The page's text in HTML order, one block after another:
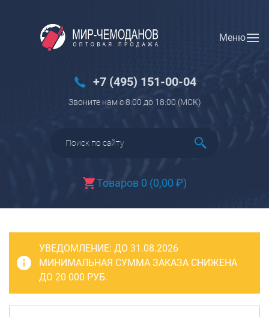
Меню
+7 (495) 151-00-04
Звоните нам с 8:00 до 18:00 (МCK)
Товаров 0 (0,00 ₽)
Вход Регистрация
Багаж
Чемоданы
Чемоданы детские
Пилоты на колесах
Рюкзаки детские для детских
Бьюти-кейсы
САКВОЯЖИ
РАСПРОДАЖА
УВЕДОМЛЕНИЕ: ДО 31.08.2026
МИНИМАЛЬНАЯ СУММА ЗАКАЗА СНИЖЕНА
ДО 20 000 РУБ.